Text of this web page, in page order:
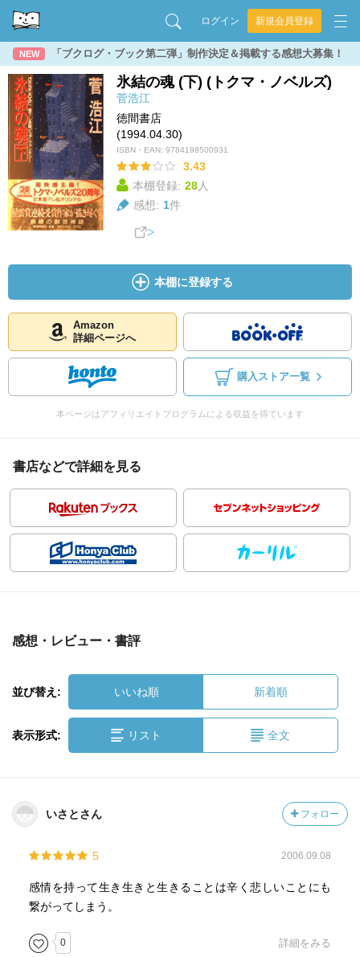
ログイン 新規会員登録
NEW 「ブクログ・ブック第二弾」制作決定＆掲載する感想大募集！
氷結の魂 (下) (トクマ・ノベルズ)
菅浩江
徳間書店
(1994.04.30)
ISBN・EAN: 9784198500931
3.43
本棚登録: 28人
感想: 1件
本棚に登録する
Amazon
詳細ページへ
購入ストア一覧
本ページはアフィリエイトプログラムによる収益を得ています
書店などで詳細を見る
感想・レビュー・書評
並び替え: いいね順 新着順
表示形式: リスト 全文
いさとさん フォロー
5 2006.09.08
感情を持って生き生きと生きることは辛く悲しいことにも
繋がってしまう。
0 詳細をみる